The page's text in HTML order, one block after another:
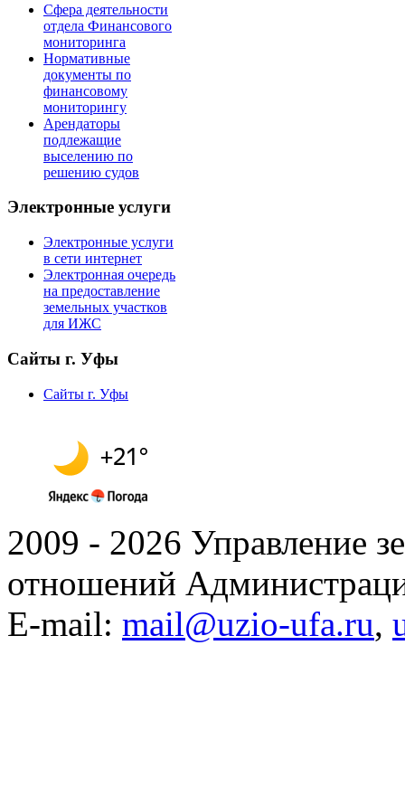
Сфера деятельности
отдела Финансового
мониторинга
Нормативные
документы по
финансовому
мониторингу
Арендаторы
подлежащие
выселению по
решению судов
Электронные услуги
Электронные услуги
в сети интернет
Электронная очередь
на предоставление
земельных участков
для ИЖС
Сайты г. Уфы
Сайты г. Уфы
2009 - 2026 Управление
отношений
E-mail: mail@uzio-ufa.ru,